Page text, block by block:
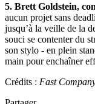
5. Brett Goldstein,
aucun projet sans
jusqu’à la veille de la
souci se contenter du
son stylo - en plein
main pour enchaîner
Crédits : Fast